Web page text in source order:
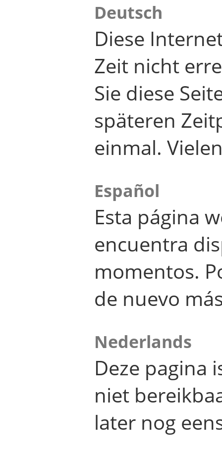
Deutsch
Diese
Zeit nicht
Sie diese
späteren
einmal.
Español
Esta página
encuentra
momentos.
de nuevo
Nederlands
Deze pagina
niet
later nog